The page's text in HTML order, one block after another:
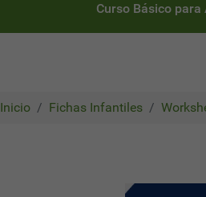
Curso Básico
Inicio Fichas Infantiles